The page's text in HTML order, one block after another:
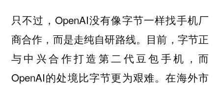
只不过，OpenAI没有像字节一样找手机厂
商合作，而是走纯自研路线。目前，字节正
与中兴合作打造第二代豆包手机，而
OpenAI的处境比字节更为艰难。在海外市